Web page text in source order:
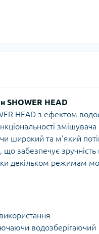
SHOWER HEAD
HEAD з ефектом
широкий та м'який
забезпечує
декільком режимам
водозберігаючий